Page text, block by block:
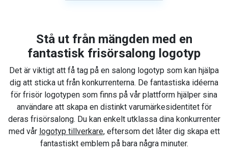
Stå ut från mängden med en
fantastisk frisörsalong logotyp
Det är viktigt att få tag på en salong logotyp som kan hjälpa
dig att sticka ut från konkurrenterna. De fantastiska idéerna
för frisör logotypen som finns på vår plattform hjälper sina
användare att skapa en distinkt varumärkesidentitet för
deras frisörsalong. Du kan enkelt utklassa dina konkurrenter
med vår logotyp tillverkare, eftersom det låter dig skapa ett
fantastiskt emblem på bara några minuter.